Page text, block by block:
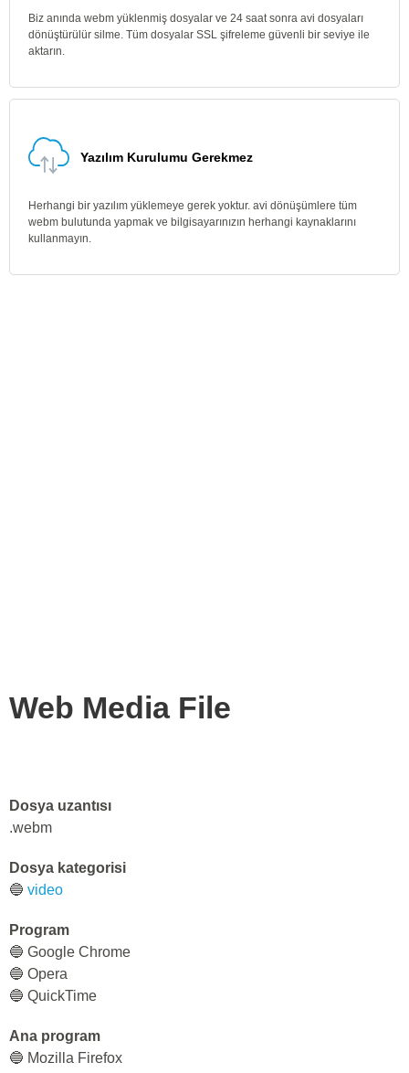
Biz anında webm yüklenmiş dosyalar ve 24 saat sonra avi dosyaları
dönüştürülür silme. Tüm dosyalar SSL şifreleme güvenli bir seviye ile
aktarın.
Yazılım Kurulumu Gerekmez
Herhangi bir yazılım yüklemeye gerek yoktur. avi dönüşümlere tüm
webm bulutunda yapmak ve bilgisayarınızın herhangi kaynaklarını
kullanmayın.
Web Media File
Dosya uzantısı
.webm
Dosya kategorisi
🔵 video
Program
🔵 Google Chrome
🔵 Opera
🔵 QuickTime
Ana program
🔵 Mozilla Firefox